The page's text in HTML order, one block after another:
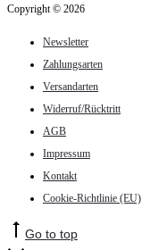
Copyright © 2026
Newsletter
Zahlungsarten
Versandarten
Widerruf/Rücktritt
AGB
Impressum
Kontakt
Cookie-Richtlinie (EU)
Go to top